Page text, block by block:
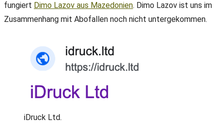
fungiert Dimo Lazov aus Mazedonien. Dimo Lazov ist uns im
Zusammenhang mit Abofallen noch nicht untergekommen.
iDruck Ltd.